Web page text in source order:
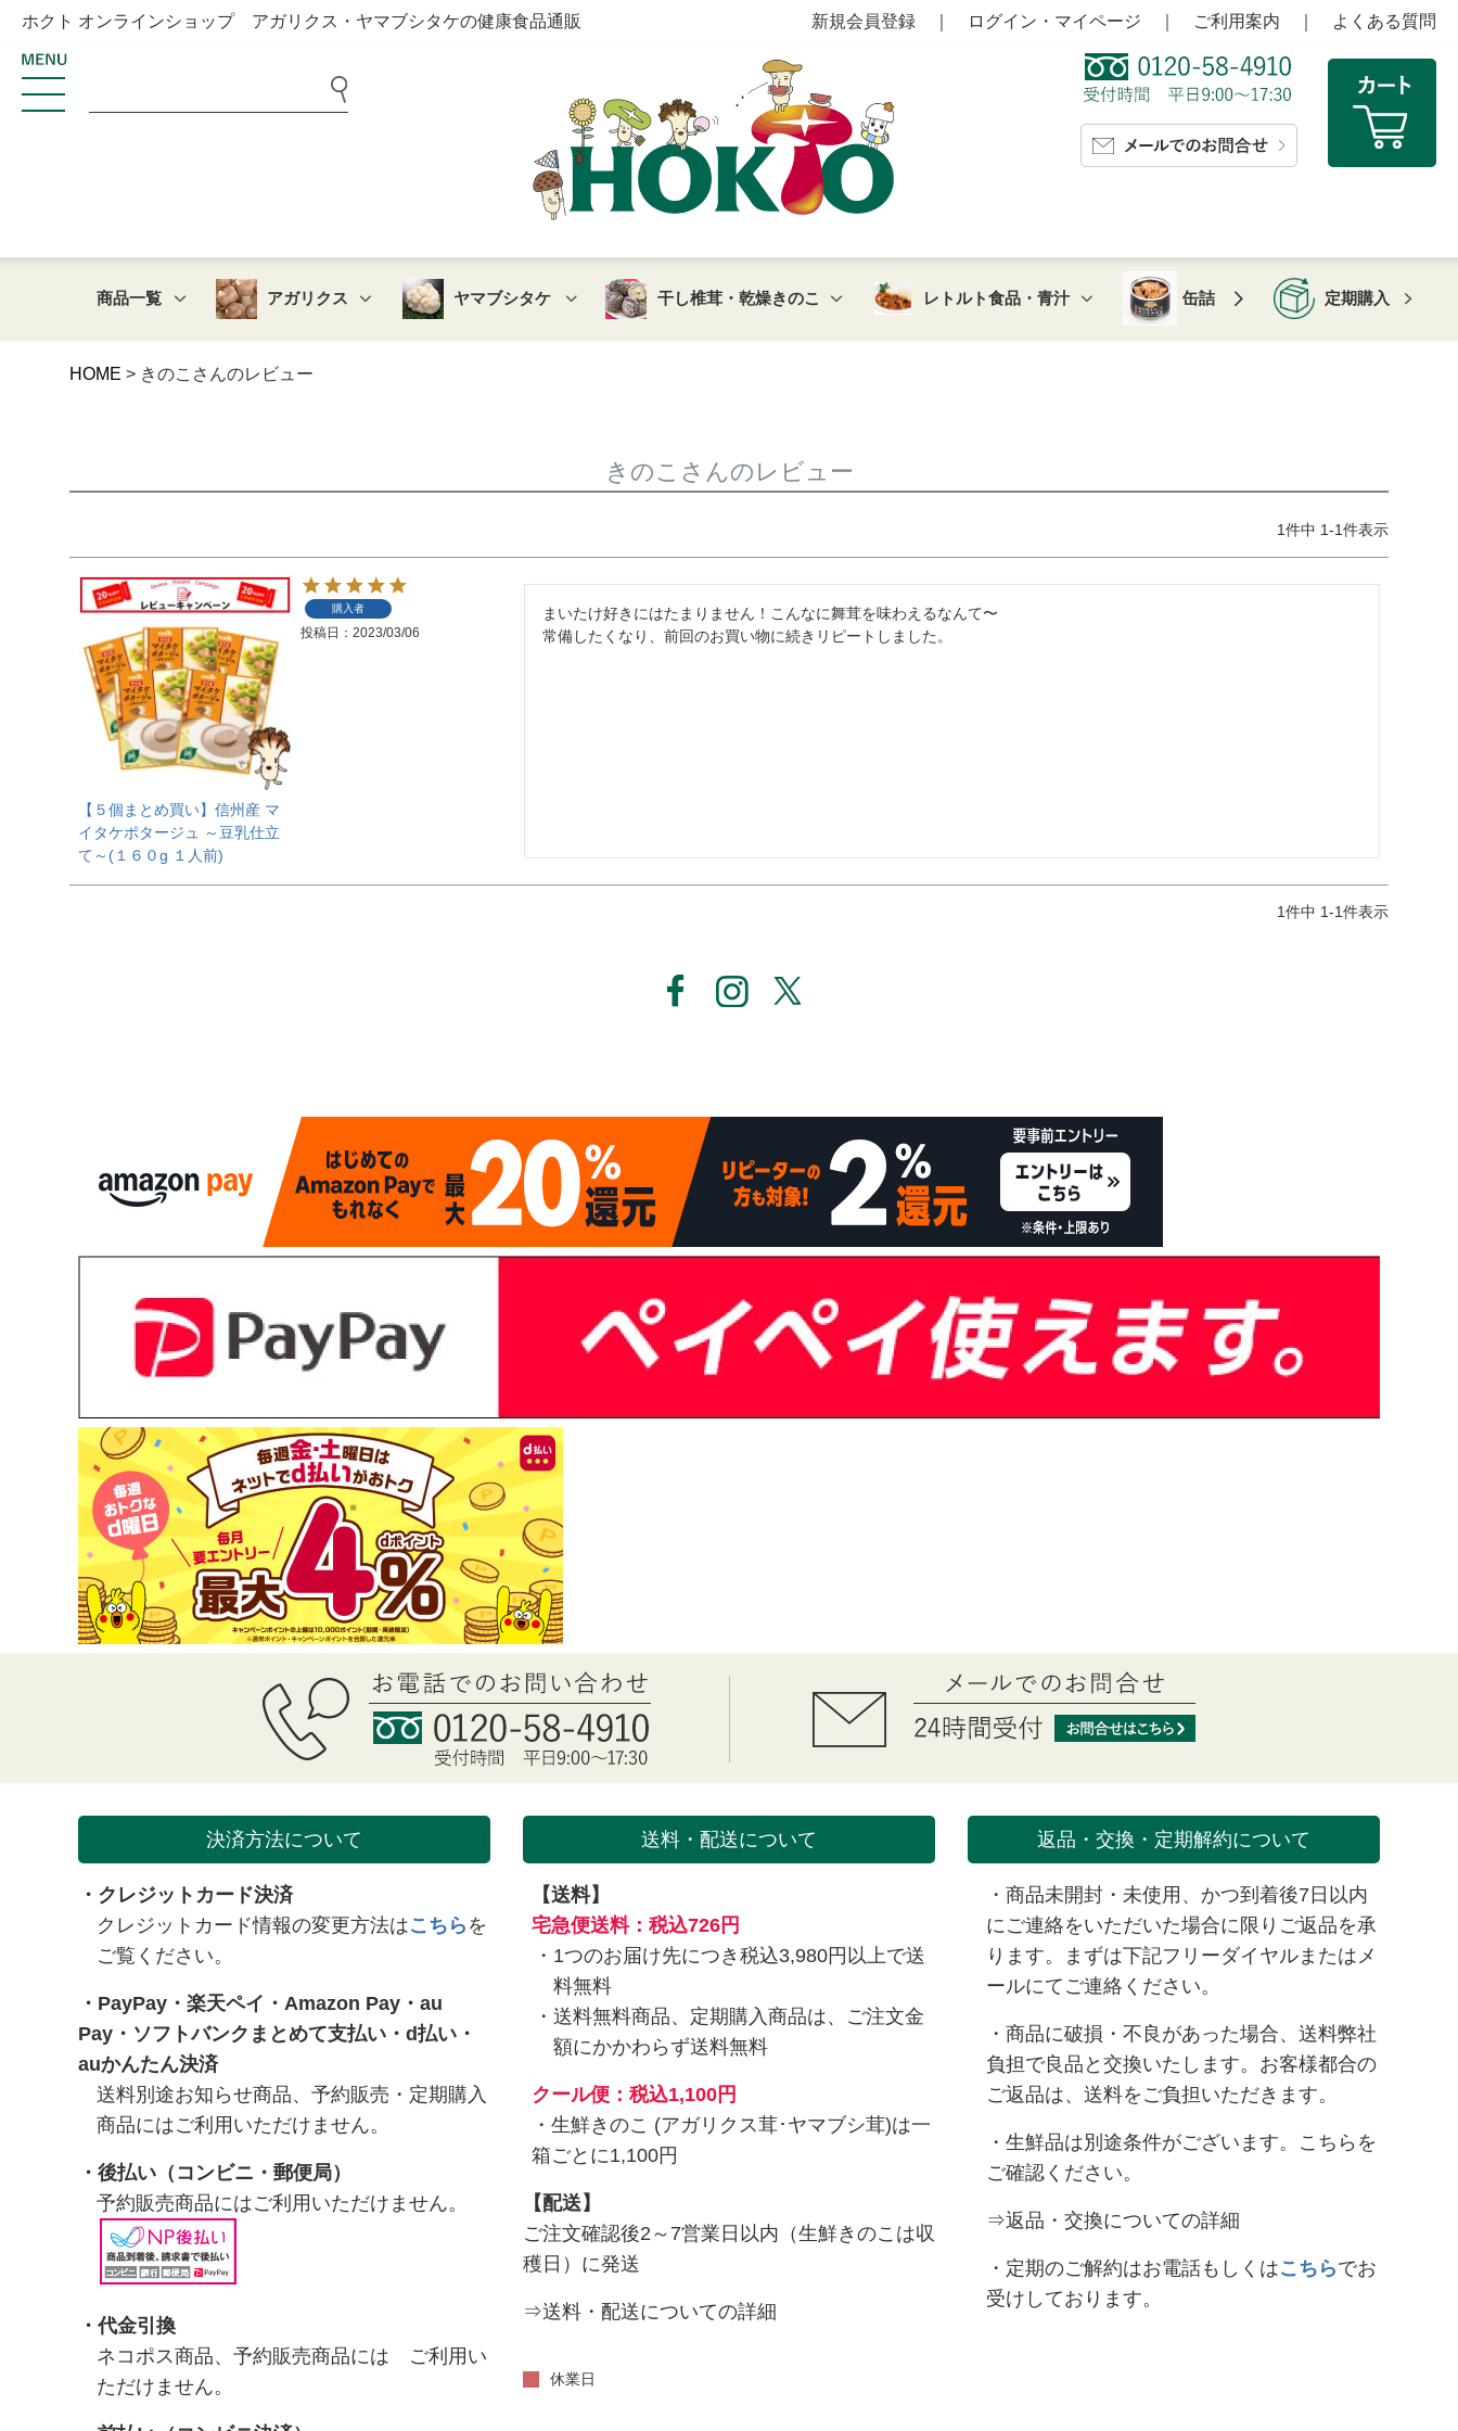
ホクト オンラインショップ アガリクス・ヤマブシタケの健康食品通販 新規会員登録 ログイン・マイページ ご利用案内 よくある質問
商品一覧 アガリクス ヤマブシタケ 干し椎茸・乾燥きのこ レトルト食品・青汁 缶詰 定期購入
HOME きのこさんのレビュー
きのこさんのレビュー
1件中 1-1件表示
【５個まとめ買い】信州産 マ
イタケポタージュ ～豆乳仕立
て～(１６０g １人前)
購入者
投稿日 2023/03/06
まいたけ好きにはたまりません！こんなに舞茸を味わえるなんて〜
常備したくなり、前回のお買い物に続きリピートしました。
1件中 1-1件表示
決済方法について
・クレジットカード決済
クレジットカード情報の変更方法はこちら を
ご覧ください。
・ PayPay ・ 楽天ペイ ・ Amazon Pay ・ au
Pay ・ ソフトバンクまとめて支払い ・ d払い ・
auかんたん決済
送料別途お知らせ商品、予約販売・定期購入
商品にはご利用いただけません。
・ 後払い（コンビニ・郵便局）
予約販売商品にはご利用いただけません。
・代金引換
ネコポス商品、予約販売商品には ご利用い
ただけません。
送料・配送について
【送料】
宅急便送料：税込726円
1つのお届け先につき税込3,980円以上で送
料無料
送料無料商品、定期購入商品は、ご注文金
額にかかわらず送料無料
クール便：税込1,100円
・生鮮きのこ (アガリクス茸･ヤマブシ茸)は一
箱ごとに1,100円
【配送】
ご注文確認後2～7営業日以内（生鮮きのこは収
穫日）に発送
⇒送料・配送についての詳細
返品・交換・定期解約について
・商品未開封・未使用、かつ到着後7日以内
にご連絡をいただいた場合に限りご返品を承
ります。まずは下記フリーダイヤルまたは メ
ールにてご連絡ください。
・商品に破損・不良があった場合、送料弊社
負担で良品と交換いたします。お客様都合の
ご返品は、送料をご負担いただきます。
・生鮮品は別途条件がございます。 こちら を
ご確認ください。
⇒返品・交換についての詳細
・定期のご解約はお電話もしくはこちらでお
受けしております。
休業日